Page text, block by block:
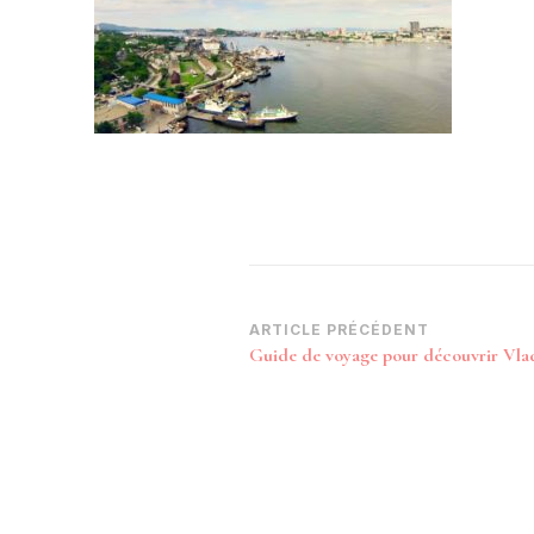
Navigation
d’article
ARTICLE PRÉCÉDENT
Guide de voyage pour découvrir